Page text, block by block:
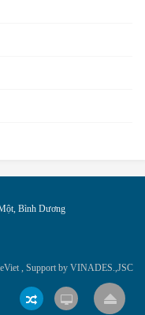
Bình Dương
, Support by VINADES.,JSC